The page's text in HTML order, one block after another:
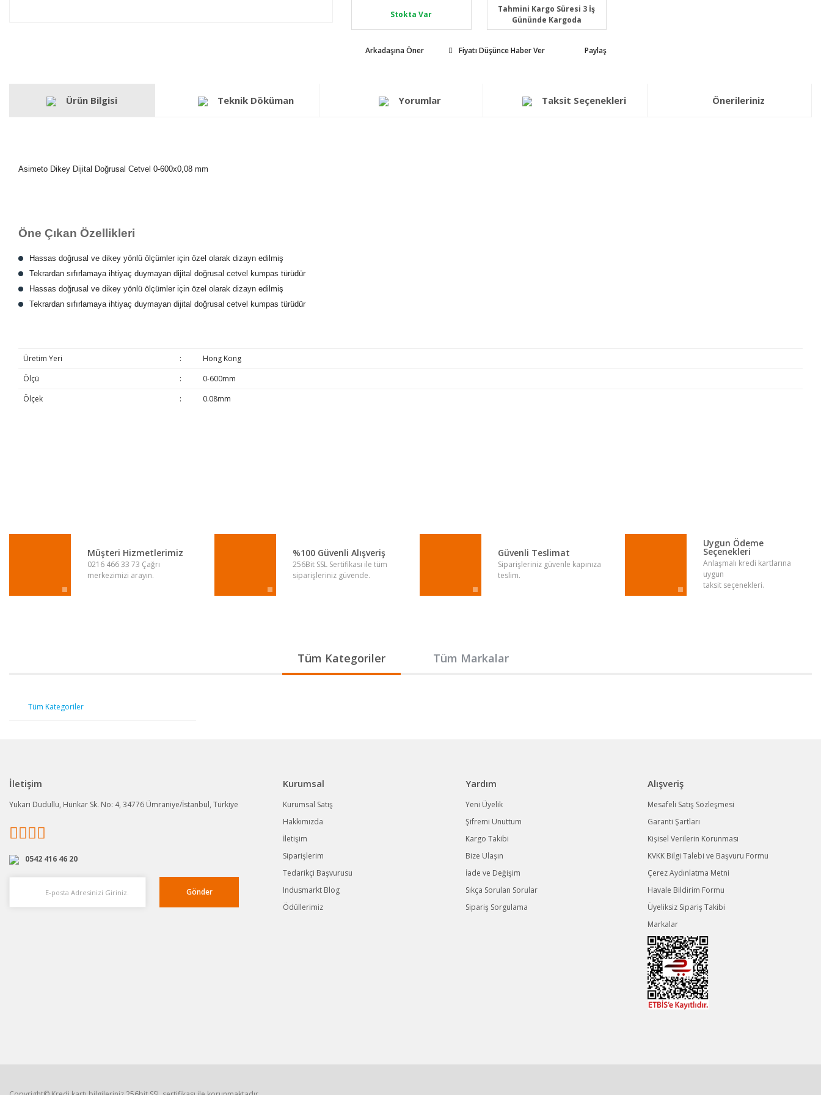
Stokta Var
Tahmini Kargo Süresi 3 İş
Gününde Kargoda
Arkadaşına Öner Fiyatı Düşünce Haber Ver Paylaş
Ürün Bilgisi Teknik Döküman Yorumlar Taksit Seçenekleri Önerileriniz
Asimeto Dikey Dijital Doğrusal Cetvel 0-600x0,08 mm
Öne Çıkan Özellikleri
Hassas doğrusal ve dikey yönlü ölçümler için özel olarak dizayn edilmiş
Tekrardan sıfırlamaya ihtiyaç duymayan dijital doğrusal cetvel kumpas türüdür
Hassas doğrusal ve dikey yönlü ölçümler için özel olarak dizayn edilmiş
Tekrardan sıfırlamaya ihtiyaç duymayan dijital doğrusal cetvel kumpas türüdür
Üretim Yeri :
Hong Kong
Ölçü
:
0-600mm
Ölçek
: 0.08mm
Ürün bilgilerinde hatalar bulunuyor.
Ürün fiyatı diğer sitelerden daha pahalı.
Bu ürüne benzer farklı alternatifler olmalı.
Müşteri Hizmetlerimiz
0216 466 33 73 Çağrı
merkezimizi arayın.
%100 Güvenli Alışveriş
256Bit SSL Sertifikası ile tüm
siparişleriniz güvende.
Güvenli Teslimat
Siparişleriniz güvenle kapınıza
teslim.
Uygun Ödeme
Seçenekleri
Anlaşmalı kredi kartlarına
uygun
taksit seçenekleri.
Tüm Kategoriler Tüm Markalar
Tüm Kategoriler
İletişim
Yukarı Dudullu, Hünkar Sk. No: 4, 34776 Ümraniye/İstanbul, Türkiye
0542 416 46 20
Gönder
Kurumsal
Kurumsal Satış
Hakkımızda
İletişim
Siparişlerim
Tedarikçi Başvurusu
Indusmarkt Blog
Ödüllerimiz
Yardım
Yeni Üyelik
Şifremi Unuttum
Kargo Takibi
Bize Ulaşın
İade ve Değişim
Sıkça Sorulan Sorular
Sipariş Sorgulama
Alışveriş
Mesafeli Satış Sözleşmesi
Garanti Şartları
Kişisel Verilerin Korunması
KVKK Bilgi Talebi ve Başvuru Formu
Çerez Aydınlatma Metni
Havale Bildirim Formu
Üyeliksiz Sipariş Takibi
Markalar